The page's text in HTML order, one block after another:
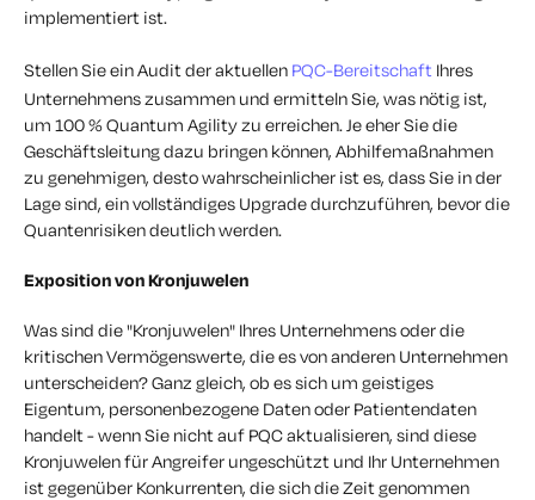
implementiert ist.
Stellen Sie ein Audit der aktuellen PQC-Bereitschaft Ihres
Unternehmens zusammen und ermitteln Sie, was nötig ist,
um 100 % Quantum Agility zu erreichen. Je eher Sie die
Geschäftsleitung dazu bringen können, Abhilfemaßnahmen
zu genehmigen, desto wahrscheinlicher ist es, dass Sie in der
Lage sind, ein vollständiges Upgrade durchzuführen, bevor die
Quantenrisiken deutlich werden.
Exposition von Kronjuwelen
Was sind die "Kronjuwelen" Ihres Unternehmens oder die
kritischen Vermögenswerte, die es von anderen Unternehmen
unterscheiden? Ganz gleich, ob es sich um geistiges
Eigentum, personenbezogene Daten oder Patientendaten
handelt - wenn Sie nicht auf PQC aktualisieren, sind diese
Kronjuwelen für Angreifer ungeschützt und Ihr Unternehmen
ist gegenüber Konkurrenten, die sich die Zeit genommen